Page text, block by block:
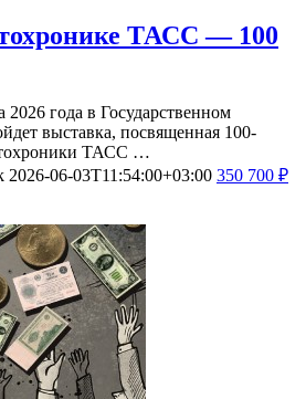
ТАСС — 100
года в Государственном
выставка, посвященная 100-
ТАСС …
2026-06-03T11:54:00+03:00 350 700 ₽